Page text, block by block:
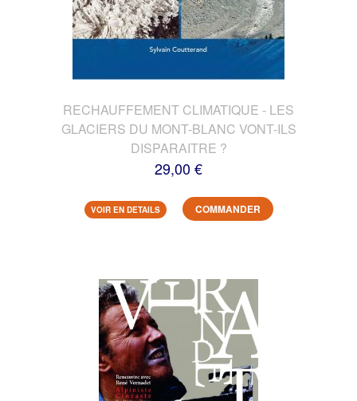
RECHAUFFEMENT CLIMATIQUE - LES
GLACIERS DU MONT-BLANC VONT-ILS
DISPARAITRE ?
29,00 €
VOIR EN DETAILS COMMANDER